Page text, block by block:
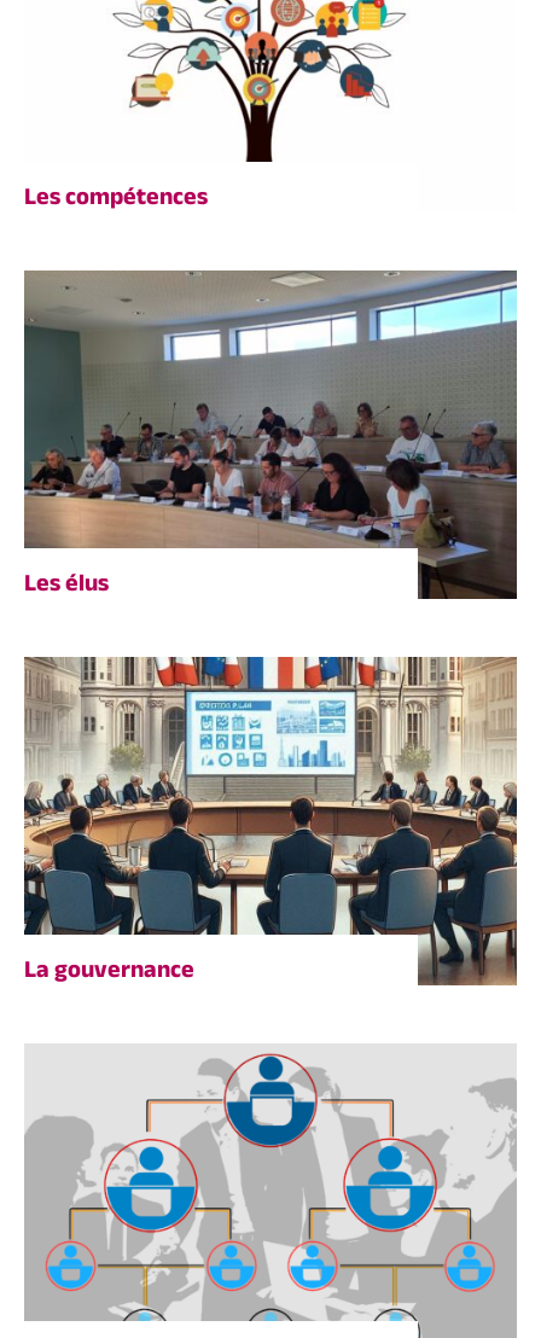
Les compétences
Les élus
La gouvernance